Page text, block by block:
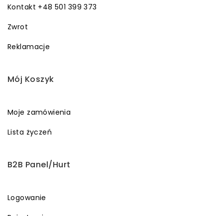
Kontakt +48 501 399 373
Zwrot
Reklamacje
Mój Koszyk
Moje zamówienia
Lista życzeń
B2B Panel/Hurt
Logowanie